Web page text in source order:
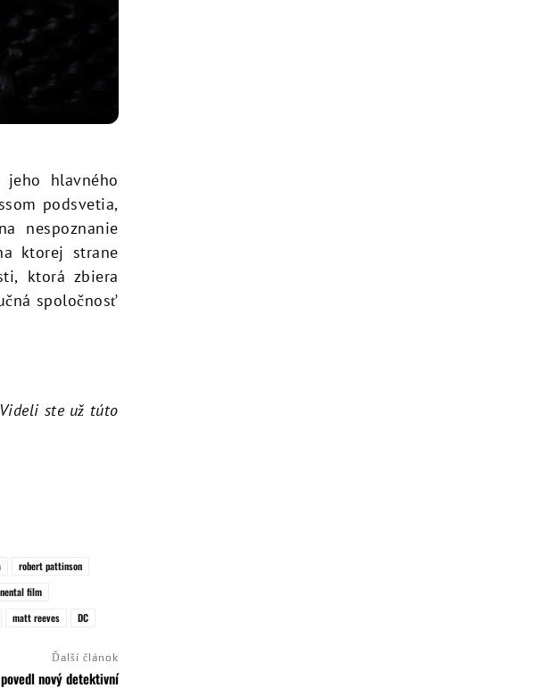
jeho hlavného
podsvetia,
nespoznanie
ktorej strane
ktorá zbiera
spoločnosť
ste už túto
robert pattinson
film
matt reeves DC
Ďalší článok
nový detektivní